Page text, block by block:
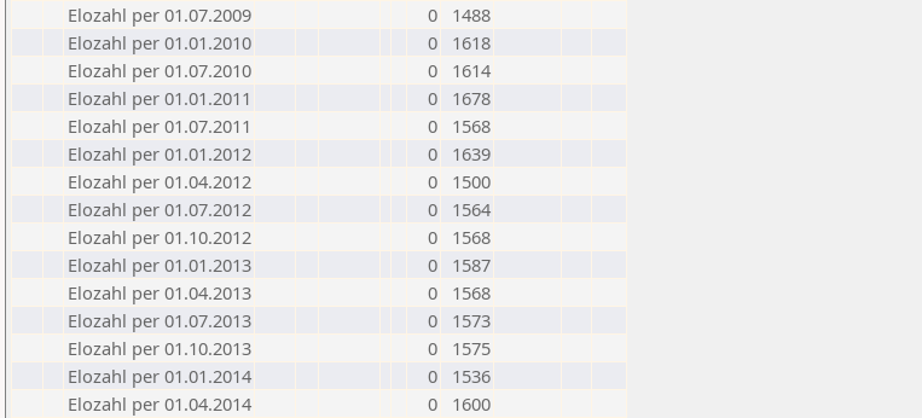
Elozahl per 01.07.2009
0
1488
Elozahl per 01.01.2010
0
1618
Elozahl per 01.07.2010
0
1614
Elozahl per 01.01.2011
0
1678
Elozahl per 01.07.2011
0
1568
Elozahl per 01.01.2012
0
1639
Elozahl per 01.04.2012
0
1500
Elozahl per 01.07.2012
0
1564
Elozahl per 01.10.2012
0
1568
Elozahl per 01.01.2013
0
1587
Elozahl per 01.04.2013
0
1568
Elozahl per 01.07.2013
0
1573
Elozahl per 01.10.2013
0
1575
Elozahl per 01.01.2014
0
1536
Elozahl per 01.04.2014
0
1600